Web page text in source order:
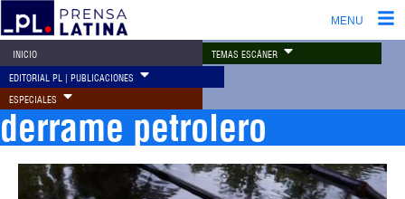
MENU
INICIO TEMAS ESCÁNER
EDITORIAL PL | PUBLICACIONES
ESPECIALES
derrame petrolero